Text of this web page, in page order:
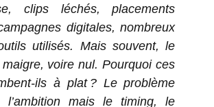
clips léchés, placements
digitales, nombreux
utilisés. Mais souvent, le
voire nul. Pourquoi ces
ils à plat ? Le problème
l’ambition mais le timing, le